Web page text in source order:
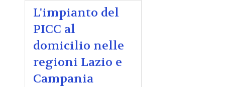
L'impianto del
PICC al
domicilio nelle
regioni Lazio e
Campania